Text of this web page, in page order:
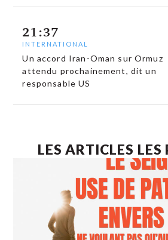
21:37
INTERNATIONAL
Un accord Iran-Oman sur Ormuz
attendu prochainement, dit un
responsable US
LES ARTICLES LES